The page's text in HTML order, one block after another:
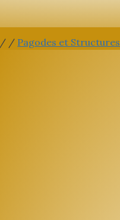
/ / Pagodes et Structures